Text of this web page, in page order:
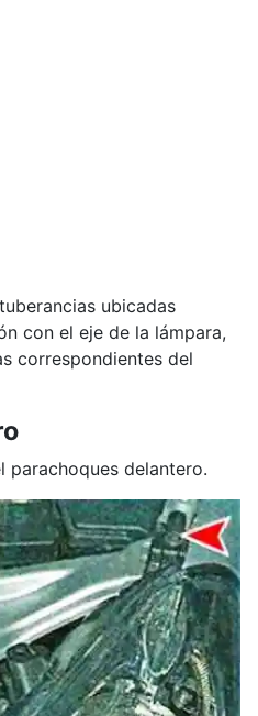
ubicadas
con el eje de la lámpara,
correspondientes del
parachoques delantero.